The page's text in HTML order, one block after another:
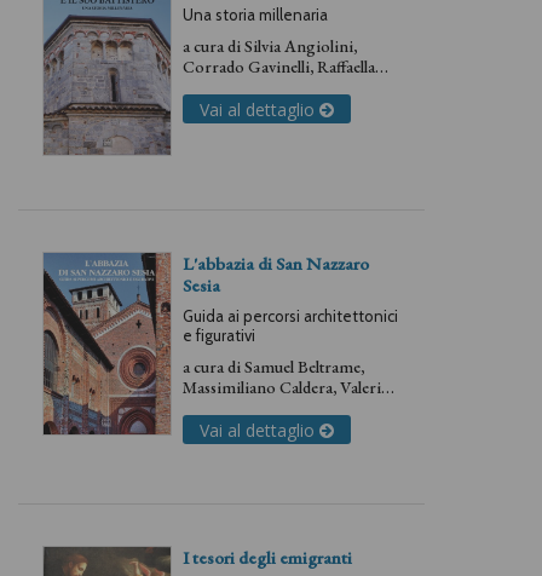
Una storia millenaria
a cura diSilvia Angiolini,
Corrado Gavinelli,Raffaella
Vai al dettaglio
L'abbazia di San Nazzaro
Sesia
Guida ai percorsi architettonici
e figurativi
a cura diSamuel Beltrame,
Massimiliano Caldera,Valeria
Vai al dettaglio
I tesori degli emigranti